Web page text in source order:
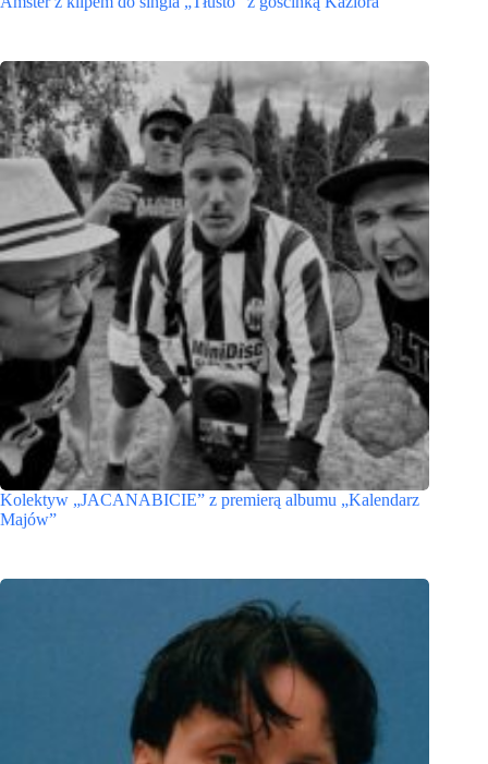
Kolektyw „JACANABICIE” z premierą albumu „Kalendarz
Majów”